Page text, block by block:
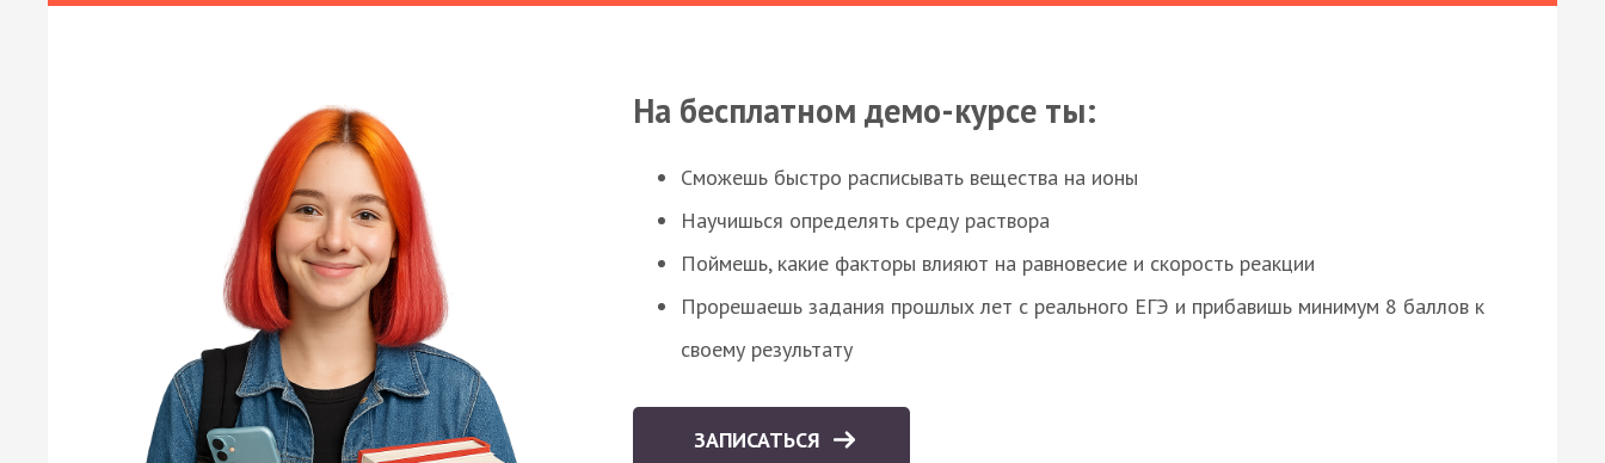
На бесплатном демо-курсе ты:
Сможешь быстро расписывать вещества на ионы
Научишься определять среду раствора
Поймешь, какие факторы влияют на равновесие и скорость реакции
Прорешаешь задания прошлых лет с реального ЕГЭ и прибавишь минимум 8 баллов к
своему результату
ЗАПИСАТЬСЯ